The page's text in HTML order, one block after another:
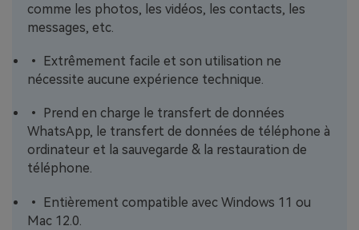
comme les photos, les vidéos, les contacts, les
messages, etc.
• Extrêmement facile et son utilisation ne
nécessite aucune expérience technique.
• Prend en charge le transfert de données
WhatsApp, le transfert de données de téléphone à
ordinateur et la sauvegarde & la restauration de
téléphone.
• Entièrement compatible avec Windows 11 ou
Mac 12.0.